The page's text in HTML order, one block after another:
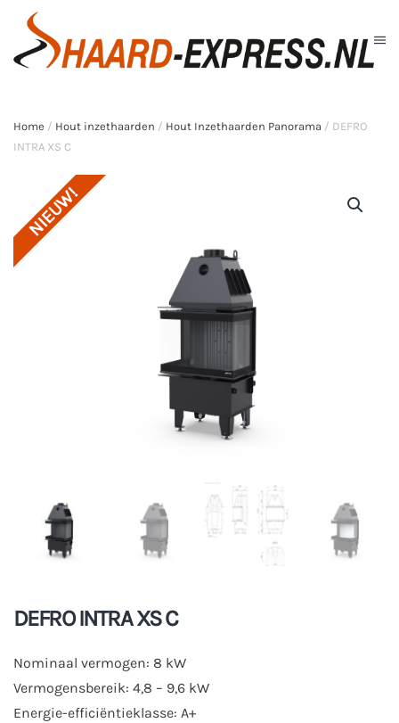
Skip to main content
Home / Hout inzethaarden / Hout Inzethaarden Panorama / DEFRO
INTRA XS C
NIEUW!
DEFRO INTRA XS C
Nominaal vermogen: 8 kW
Vermogensbereik: 4,8 – 9,6 kW
Energie-efficiëntieklasse: A+